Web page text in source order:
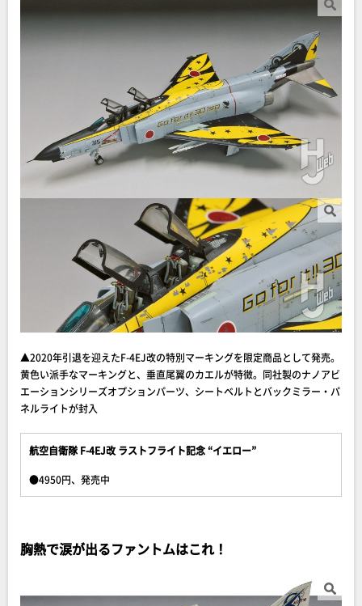
▲2020年引退を迎えたF-4EJ改の特別マーキングを限定商品として発売。
黄色い派手なマーキングと、垂直尾翼のカエルが特徴。同社製のナノアビ
エーションシリーズオプションパーツ、シートベルトとバックミラー・パ
ネルライトが封入
航空自衛隊 F-4EJ改 ラストフライト記念 “イエロー”
●4950円、発売中
胸熱で涙が出るファントムはこれ！